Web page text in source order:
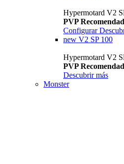
Hypermotard V2
PVP
Configurar
new V2 SP 100
Hypermotard V2
PVP
Descubrir más
Monster